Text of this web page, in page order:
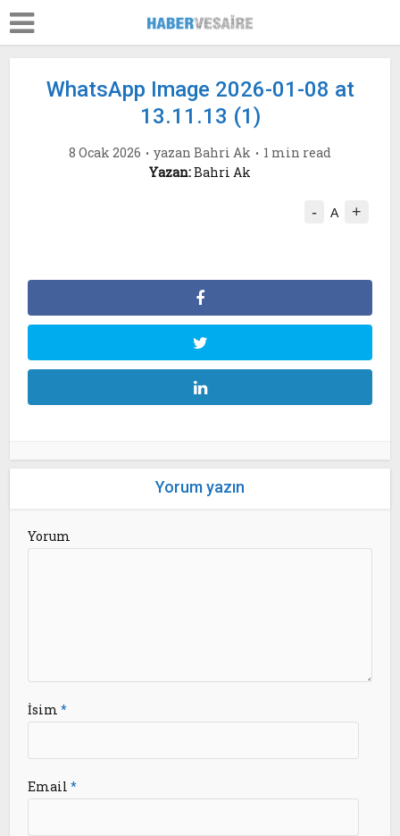
WhatsApp Image 2026-01-08 at
13.11.13 (1)
8 Ocak 2026 yazan Bahri Ak
1 min read
Yazan:Bahri Ak
- A +
Yorum yazın
Yorum
İsim*
Email*